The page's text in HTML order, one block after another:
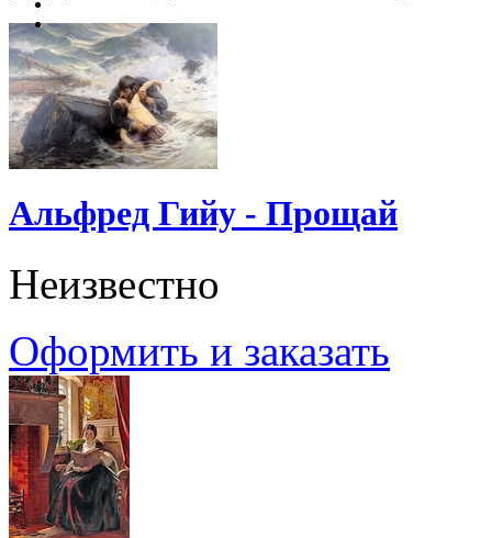
Альфред Гийу - Прощай
Неизвестно
Оформить и заказать